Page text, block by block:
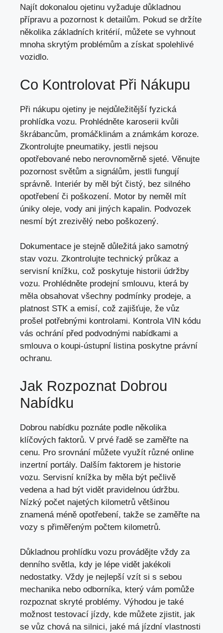
Najít dokonalou ojetinu vyžaduje důkladnou
přípravu a pozornost k detailům. Pokud se držíte
několika základních kritérií, můžete se vyhnout
mnoha skrytým problémům a získat spolehlivé
vozidlo.
Co Kontrolovat Při Nákupu
Při nákupu ojetiny je nejdůležitější fyzická
prohlídka vozu. Prohlédněte karoserii kvůli
škrábancům, promáčklinám a známkám koroze.
Zkontrolujte pneumatiky, jestli nejsou
opotřebované nebo nerovnoměrně sjeté. Věnujte
pozornost světům a signálům, jestli fungují
správně. Interiér by měl být čistý, bez silného
opotřebení či poškození. Motor by neměl mít
úniky oleje, vody ani jiných kapalin. Podvozek
nesmí být zrezivělý nebo poškozený.
Dokumentace je stejně důležitá jako samotný
stav vozu. Zkontrolujte technický průkaz a
servisní knížku, což poskytuje historii údržby
vozu. Prohlédněte prodejní smlouvu, která by
měla obsahovat všechny podmínky prodeje, a
platnost STK a emisí, což zajišťuje, že vůz
prošel potřebnými kontrolami. Kontrola VIN kódu
vás ochrání před podvodnými nabídkami a
smlouva o koupi-ústupní listina poskytne právní
ochranu.
Jak Rozpoznat Dobrou
Nabídku
Dobrou nabídku poznáte podle několika
klíčových faktorů. V prvé řadě se zaměřte na
cenu. Pro srovnání můžete využít různé online
inzertní portály. Dalším faktorem je historie
vozu. Servisní knížka by měla být pečlivě
vedena a had být vidět pravidelnou údržbu.
Nízký počet najetých kilometrů většinou
znamená méně opotřebení, takže se zaměřte na
vozy s přiměřeným počtem kilometrů.
Důkladnou prohlídku vozu provádějte vždy za
denního světla, kdy je lépe vidět jakékoli
nedostatky. Vždy je nejlepší vzít si s sebou
mechanika nebo odborníka, který vám pomůže
rozpoznat skryté problémy. Výhodou je také
možnost testovací jízdy, kde můžete zjistit, jak
se vůz chová na silnici, jaké má jízdní vlastnosti